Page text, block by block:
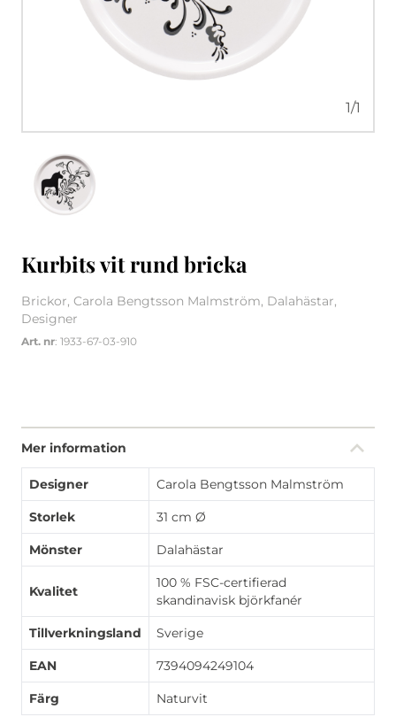
1/1
Kurbits vit rund bricka
Brickor, Carola Bengtsson Malmström, Dalahästar,
Designer
Art. nr: 1933-67-03-910
Mer information
Designer Carola Bengtsson Malmström
Storlek 31 cm Ø
Mönster Dalahästar
Kvalitet
100 % FSC-certifierad
skandinavisk björkfanér
Tillverkningsland Sverige
EAN 7394094249104
Färg Naturvit